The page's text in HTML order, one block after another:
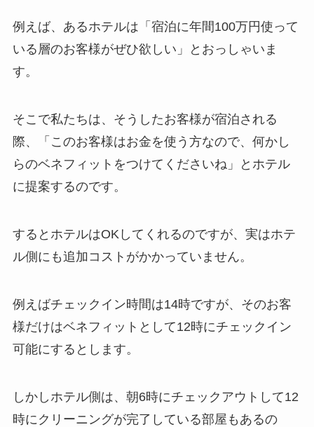
例えば、あるホテルは「宿泊に年間100万円使って
いる層のお客様がぜひ欲しい」とおっしゃいま
す。
そこで私たちは、そうしたお客様が宿泊される
際、「このお客様はお金を使う方なので、何かし
らのベネフィットをつけてくださいね」とホテル
に提案するのです。
するとホテルはOKしてくれるのですが、実はホテ
ル側にも追加コストがかかっていません。
例えばチェックイン時間は14時ですが、そのお客
様だけはベネフィットとして12時にチェックイン
可能にするとします。
しかしホテル側は、朝6時にチェックアウトして12
時にクリーニングが完了している部屋もあるの